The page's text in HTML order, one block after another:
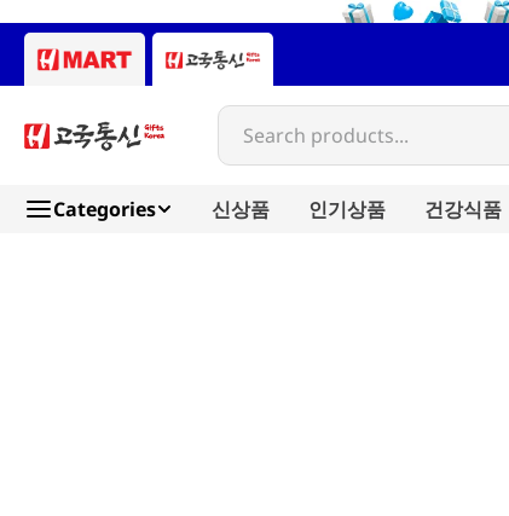
Search products...
Categories 신상품 인기상품 건강식품